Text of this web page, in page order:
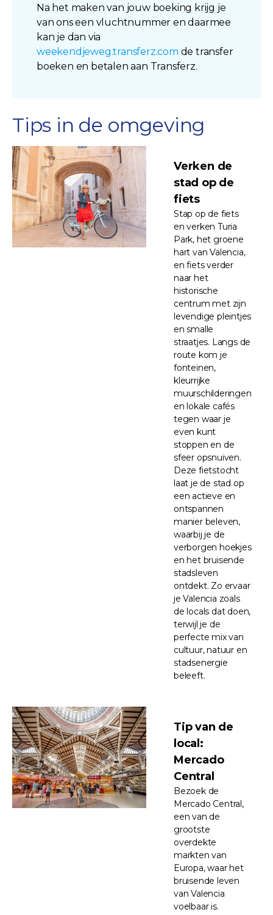
Na het maken van jouw boeking krijg je
van ons een vluchtnummer en daarmee
kan je dan via
weekendjeweg.transferz.com de transfer
boeken en betalen aan Transferz.
Tips in de omgeving
Verken de
stad op de
fiets
Stap op de fiets
en verken Turia
Park, het groene
hart van Valencia,
en fiets verder
naar het
historische
centrum met zijn
levendige pleintjes
en smalle
straatjes. Langs de
route kom je
fonteinen,
kleurrijke
muurschilderingen
en lokale cafés
tegen waar je
even kunt
stoppen en de
sfeer opsnuiven.
Deze fietstocht
laat je de stad op
een actieve en
ontspannen
manier beleven,
waarbij je de
verborgen hoekjes
en het bruisende
stadsleven
ontdekt. Zo ervaar
je Valencia zoals
de locals dat doen,
terwijl je de
perfecte mix van
cultuur, natuur en
stadsenergie
beleeft.
Tip van de
local:
Mercado
Central
Bezoek de
Mercado Central,
een van de
grootste
overdekte
markten van
Europa, waar het
bruisende leven
van Valencia
voelbaar is.